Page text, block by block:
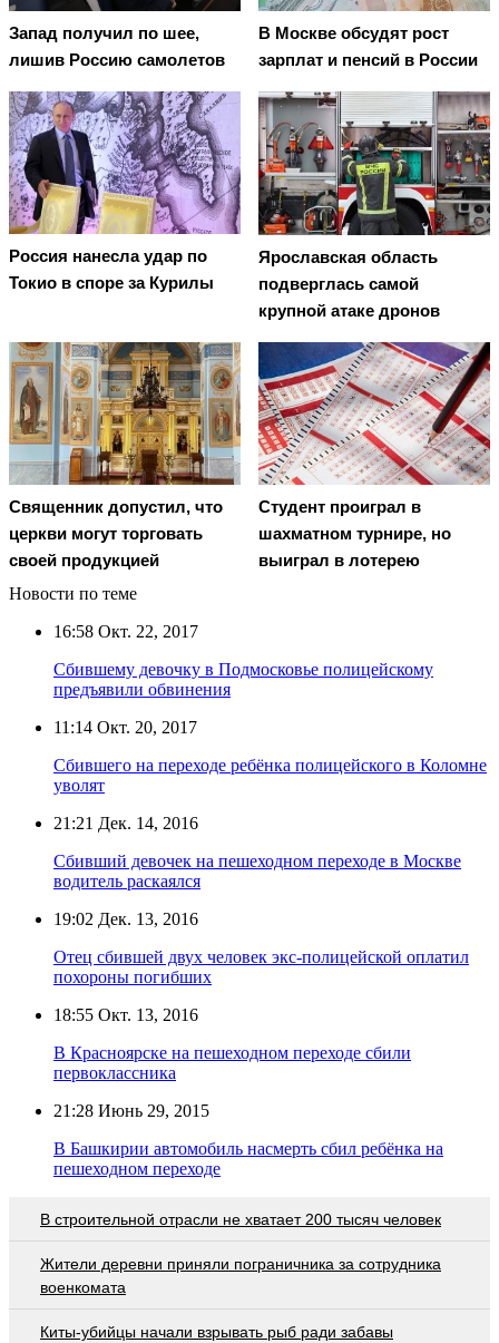
Запад получил по шее,
лишив Россию самолетов
В Москве обсудят рост
зарплат и пенсий в России
Россия нанесла удар по
Токио в споре за Курилы
Ярославская область
подверглась самой
крупной атаке дронов
Священник допустил, что
церкви могут торговать
своей продукцией
Студент проиграл в
шахматном турнире, но
выиграл в лотерею
Новости по теме
16:58 Окт. 22, 2017
Сбившему девочку в Подмосковье полицейскому
предъявили обвинения
11:14 Окт. 20, 2017
Сбившего на переходе ребёнка полицейского в Коломне
уволят
21:21 Дек. 14, 2016
Сбивший девочек на пешеходном переходе в Москве
водитель раскаялся
19:02 Дек. 13, 2016
Отец сбившей двух человек экс-полицейской оплатил
похороны погибших
18:55 Окт. 13, 2016
В Красноярске на пешеходном переходе сбили
первоклассника
21:28 Июнь 29, 2015
В Башкирии автомобиль насмерть сбил ребёнка на
пешеходном переходе
В строительной отрасли не хватает 200 тысяч человек
Жители деревни приняли пограничника за сотрудника
военкомата
Киты-убийцы начали взрывать рыб ради забавы